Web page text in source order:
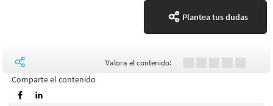
Plantea tus dudas
Comparte el contenido
Valora el contenido: